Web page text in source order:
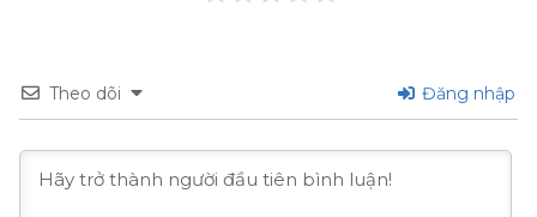
Theo dõi Đăng nhập